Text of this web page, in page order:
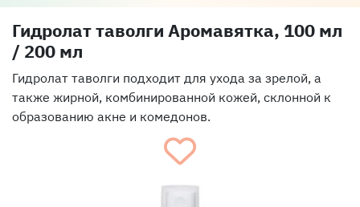
Гидролат таволги Аромавятка, 100 мл
/ 200 мл
Гидролат таволги подходит для ухода за зрелой, а
также жирной, комбинированной кожей, склонной к
образованию акне и комедонов.